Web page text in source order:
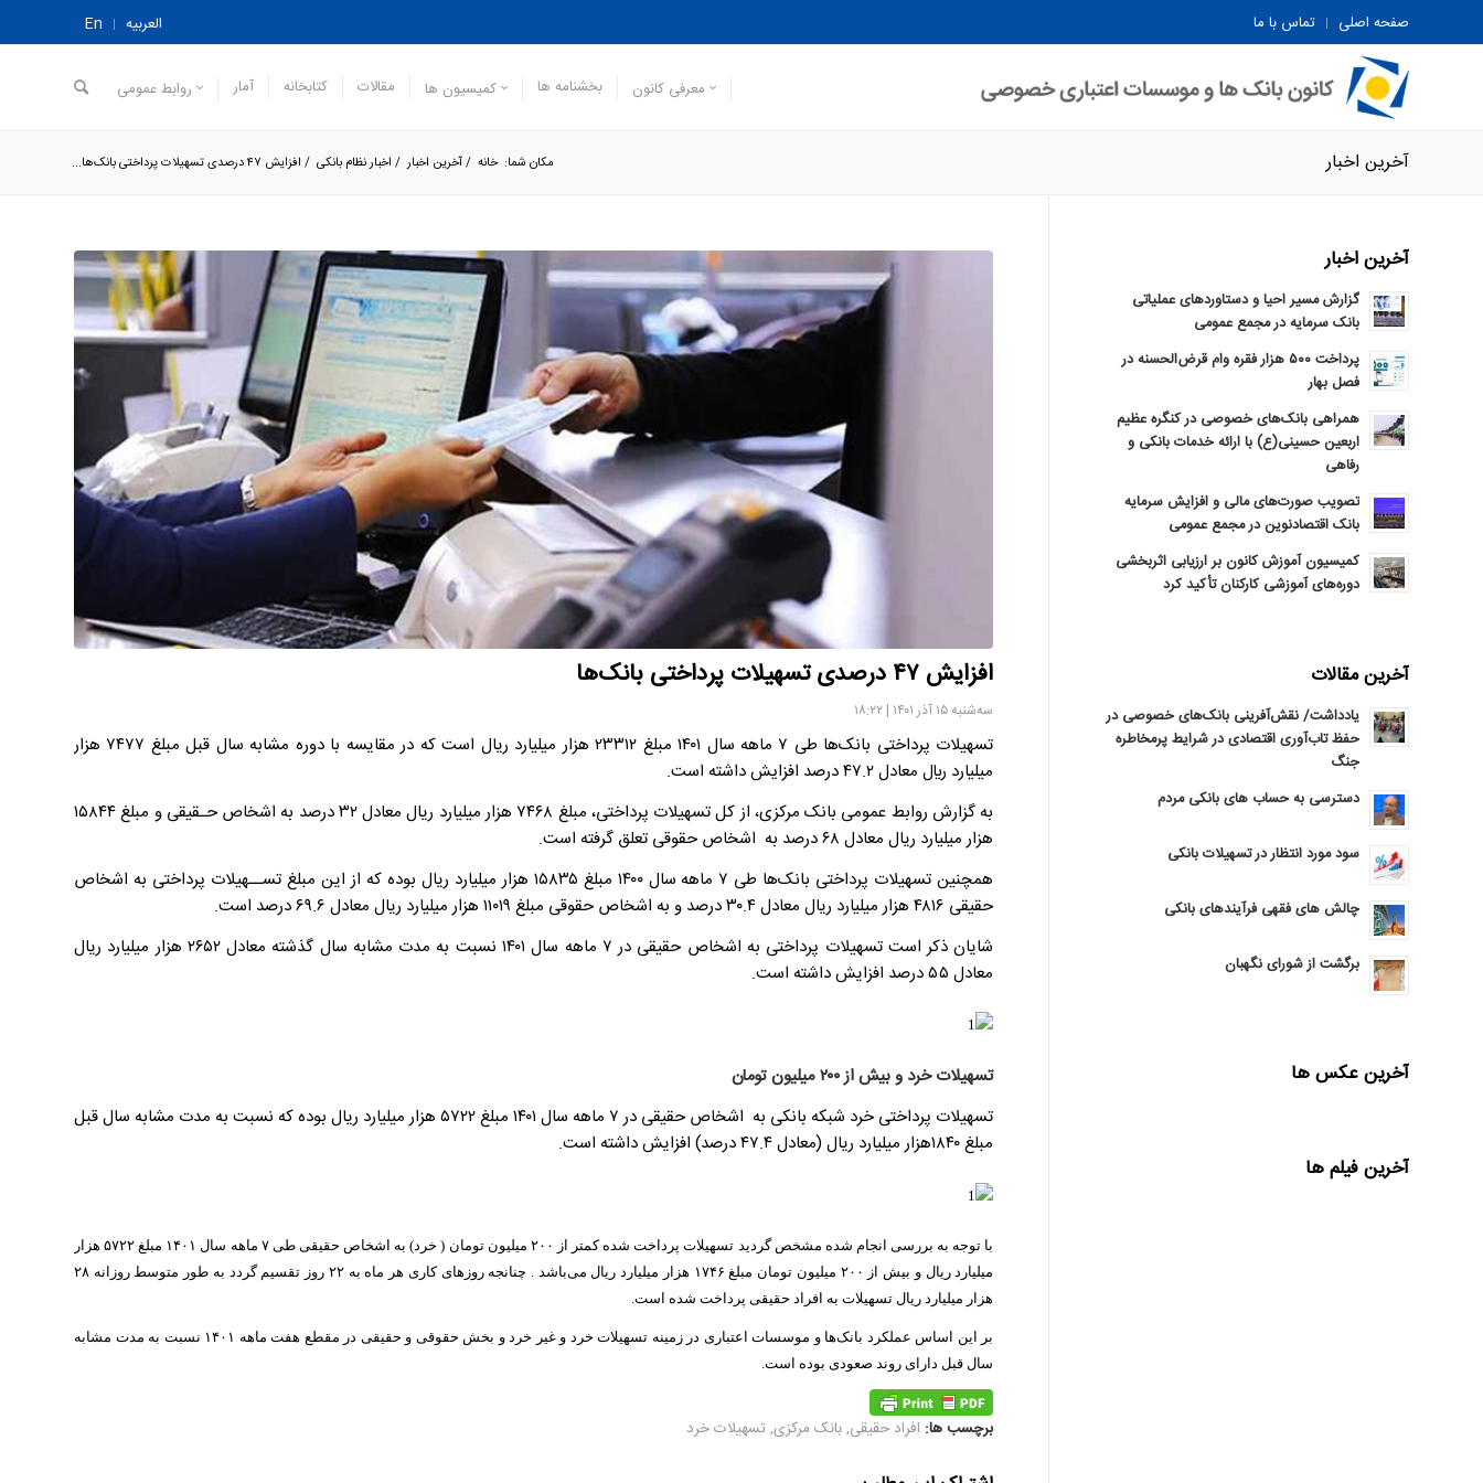
صفحه اصلی تماس با ما العربیه En
معرفی کانون بخشنامه ها کمیسیون ها مقالات کتابخانه آمار روابط عمومی
آخرین اخبار مکان شما: خانه /آخرین اخبار / اخبار نظام بانکی / افزایش ۴۷ درصدی ‌تسهیلات پرداختی بانک‌ها...
افزایش ۴۷ درصدی ‌تسهیلات پرداختی بانک‌ها
سه‌شنبه ۱۵ آذر ۱۴۰۱ | ۱۸:۲۲
تسهیلات پرداختی بانک‌ها طی ۷ ماهه سال ۱۴۰۱ مبلغ ۲۳۳۱۲ هزار میلیارد ریال است که در مقایسه با دوره مشابه سال قبل مبلغ ۷۴۷۷ هزار
ميليارد ريال معادل ۴۷.۲ درصد افزايش داشته است.
به گزارش روابط عمومی بانک مرکزی، از کل تسهیلات پرداختی، مبلغ ۷۴۶۸ هزار میلیارد ریال معادل ۳۲ درصد به اشخاص حـقیقی و مبلغ ۱۵۸۴۴
هزار میلیارد ریال معادل ۶۸ درصد به اشخاص حقوقی تعلق گرفته است.
همچنین تسهیلات پرداختی بانک‌ها طی ۷ ماهه سال ۱۴۰۰ مبلغ ۱۵۸۳۵ هزار میلیارد ریال بوده که از این مبلغ تســهیلات پرداختی به اشخاص
حقیقی ۴۸۱۶ هزار میلیارد ریال معادل ۳۰.۴ درصد و به اشخاص حقوقی مبلغ ۱۱۰۱۹ هزار میلیارد ریال معادل ۶۹.۶ درصد است.
شایان ذکر است تسهیلات پرداختی به اشخاص حقیقی در ۷ ماهه سال ۱۴۰۱ نسبت به مدت مشابه سال گذشته معادل ۲۶۵۲ هزار میلیارد ریال
معادل ۵۵ درصد افزایش داشته است.
تسهیلات خرد و بیش از ۲۰۰ میلیون تومان
تسهیلات پرداختی خرد شبکه بانکی به اشخاص حقیقی در ۷ ماهه سال ۱۴۰۱ مبلغ ۵۷۲۲ هزار میلیارد ریال بوده که نسبت به مدت مشابه سال قبل
مبلغ ۱۸۴۰هزار میلیارد ریال (معادل ۴۷.۴ درصد) افزایش داشته است.
با توجه به بررسی انجام شده مشخص گردید تسهیلات پرداخت شده کمتر از ۲۰۰ میلیون تومان ( خرد) به اشخاص حقیقی طی ۷ ماهه سال ۱۴۰۱ مبلغ ۵۷۲۲ هزار
میلیارد ریال و بیش از ۲۰۰ میلیون تومان مبلغ ۱۷۴۶ هزار میلیارد ریال می‌باشد . چنانجه روزهای کاری هر ماه به ۲۲ روز تقسیم گردد به طور متوسط روزانه ۲۸
هزار میلیارد ریال تسهیلات به افراد حقیقی پرداخت شده است.
بر این اساس عملکرد بانک‌ها و موسسات اعتباری در زمینه تسهیلات خرد و غیر خرد و بخش حقوقی و حقیقی در مقطع هفت ماهه ۱۴۰۱ نسبت به مدت مشابه
سال قبل دارای روند صعودی بوده است.
برچسب ها: افراد حقیقی,بانک مرکزی,تسهیلات خرد
آخرین اخبار
گزارش مسیر احیا و دستاوردهای عملیاتی
بانک سرمایه در مجمع عمومی
پرداخت ۵۰۰ هزار فقره وام قرض‌الحسنه در
فصل بهار
همراهی بانک‌های خصوصی در کنگره عظیم
اربعین حسینی(ع) با ارائه خدمات بانکی و
رفاهی
تصویب صورت‌های مالی و افزایش سرمایه
بانک اقتصادنوین در مجمع عمومی
کمیسیون آموزش کانون بر ارزیابی اثربخشی
دوره‌های آموزشی کارکنان تأکید کرد
آخرین مقالات
یادداشت/ نقش‌آفرینی بانک‌های خصوصی در
حفظ تاب‌آوری اقتصادی در شرایط پرمخاطره
جنگ
دسترسی به حساب های بانکی مردم
سود مورد انتظار در تسهیلات بانکی
چالش های فقهی فرآیندهای بانکی
برگشت از شورای نگهبان
آخرین عکس ها
آخرین فیلم ها